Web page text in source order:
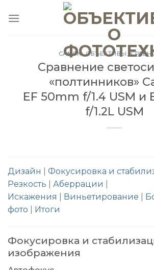
CANON,ОБЪЕКТИВЫ ,
Сравнение
«полтинников»
EF 50mm f/1.4 USM и
f/1.2L USM
Дизайн Фокусировка и
Резкость
Аберрации
Искажения
Виньетирование
фото
Итоги
Фокусировка и
изображения